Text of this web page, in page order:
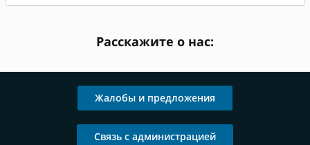
Расскажите о нас:
Жалобы и предложения
Связь с администрацией